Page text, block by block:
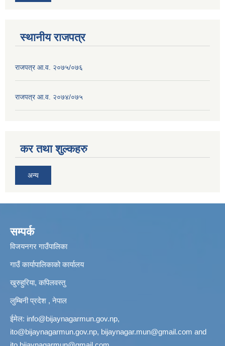
स्थानीय राजपत्र
राजपत्र आ.व. २०७५/०७६
राजपत्र आ.व. २०७४/०७५
कर तथा शुल्कहरु
अन्य
सम्पर्क
विजयनगर गाउँपालिका
गाउँ कार्यापालिकाको कार्यालय
खुरुहुरिया, कपिलवस्तु
लुम्बिनी प्रदेश , नेपाल
ईमेल: info@bijaynagarmun.gov.np,
ito@bijaynagarmun.gov.np, bijaynagar.mun@gmail.com and